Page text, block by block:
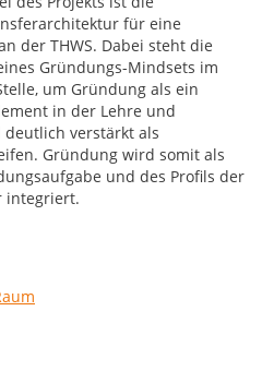
für eine
der THWS. Dabei steht die
Gründungs-Mindsets im
um Gründung als ein
in der Lehre und
verstärkt als
Gründung wird somit als
und des Profils der
integriert.